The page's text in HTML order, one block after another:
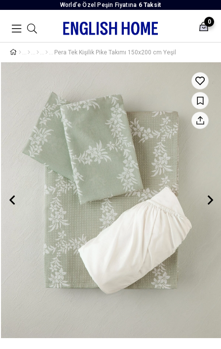
World’e Özel Peşin Fiyatına 6 Taksit
0
Pera Tek Kişilik Pike Takımı 150x200 cm Yeşil